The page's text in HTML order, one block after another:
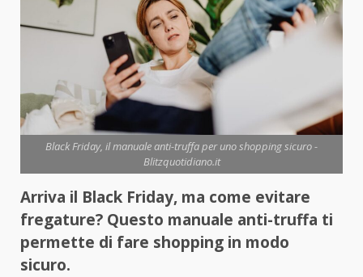
Black Friday, il manuale anti-truffa per uno shopping sicuro -
Blitzquotidiano.it
Arriva il Black Friday, ma come evitare
fregature? Questo manuale anti-truffa ti
permette di fare shopping in modo
sicuro.